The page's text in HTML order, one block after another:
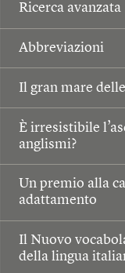
Ricerca avanzata
Abbreviazioni
Il gran mare
È irresistibile
anglismi?
Un premio alla
adattamento
Il Nuovo
della lingua